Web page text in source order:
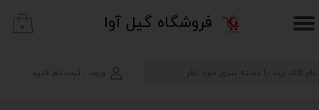
​فروشگاه گیل آوا
ورود ثبت نام کنید
حساب کاربری من
۰